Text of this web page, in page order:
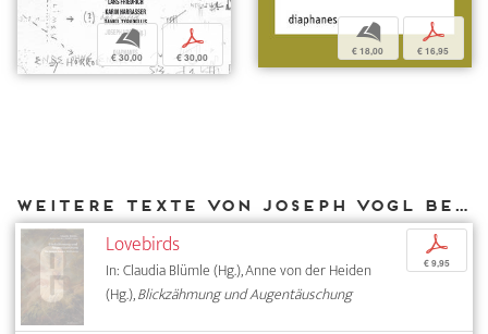
b
€ 30,00
p
€ 30,00
b
€ 18,00
p
€ 16,95
Weitere Texte von Joseph Vogl bei DIAPHANES
Lovebirds
In: Claudia Blümle (Hg.), Anne von der Heiden
(Hg.),Blickzähmung und Augentäuschung
p
€ 9,95